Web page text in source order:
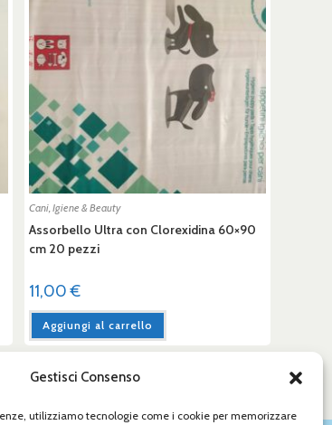
Gestisci Consenso
utilizziamo tecnologie come i cookie per memorizzare
Cani, Igiene & Beauty
Assorbello Ultra con Clorexidina 60×90
cm 20 pezzi
11,00€
Aggiungi al carrello